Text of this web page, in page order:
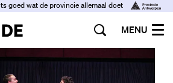
goed wat de provincie allemaal doet
MENU